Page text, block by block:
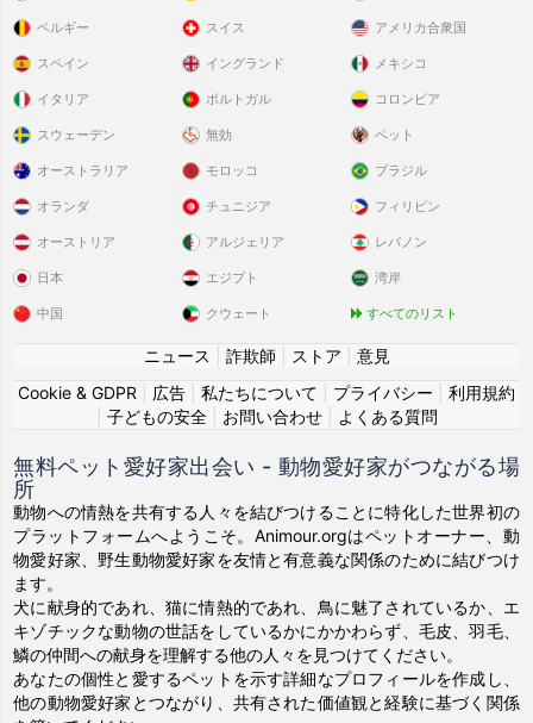
2025-08-15 20:29:36
Maxou創建了一個帳戶
とに住んでいる
彼の説明:
Mon lapin est super beau
パートナーになりたい：
Ma partenaire doit être une lapine douce
とに住んでいる
彼の説明:
Je viens de voir ton profil, il me plais bien raison pour laquelle
パートナーになりたい：
Je viens de voir ton profil, il me plais bien raison pour laquelle
je me suis permis de t’envoyer un message. !
2025-05-25 15:13:40
Calie創建了一個帳戶
とに住んでいる
彼の説明:
Calie est une lapine dynamique
パートナーになりたい：
Nous cherchons un ami assez calme
2025-04-17 09:51:07
Capuche123上傳了新的頭像
ベルギー
スペイン
イタリア
スウェーデン
スイス
イングランド
ポルトガル
無効
アメリカ合衆国
メキシコ
コロンビア
ペット
オーストラリア
オランダ
オーストリア
日本
中国
モロッコ
チュニジア
アルジェリア
エジプト
クウェート
ブラジル
フィリピン
レバノン
湾岸
すべてのリスト
ニュース 詐欺師 ストア
意見
Cookie & GDPR
広告 私たちについて プライバシー
利用規約
子どもの安全| お問い合わせ| よくある質問
無料ペット愛好家出会い - 動物愛好家がつながる場
所
動物への情熱を共有する人々を結びつけることに特化した世界初の
プラットフォームへようこそ。Animour.orgはペットオーナー、動
物愛好家、野生動物愛好家を友情と有意義な関係のために結びつけ
ます。
犬に献身的であれ、猫に情熱的であれ、鳥に魅了されているか、エ
キゾチックな動物の世話をしているかにかかわらず、毛皮、羽毛、
鱗の仲間への献身を理解する他の人々を見つけてください。
あなたの個性と愛するペットを示す詳細なプロフィールを作成し、
他の動物愛好家とつながり、共有された価値観と経験に基づく関係